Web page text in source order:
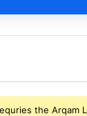
the Arqam